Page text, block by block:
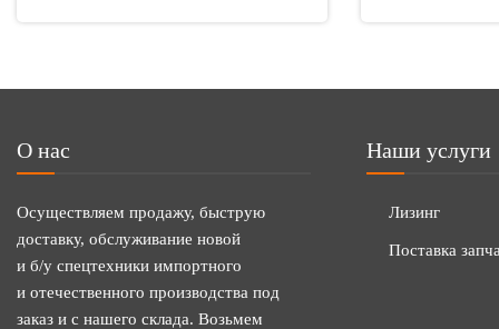
О нас
Осуществляем продажу, быструю
доставку, обслуживание новой
и б/у спецтехники импортного
и отечественного производства под
заказ и с нашего склада. Возьмем
Наши услуги
Лизинг
Поставка